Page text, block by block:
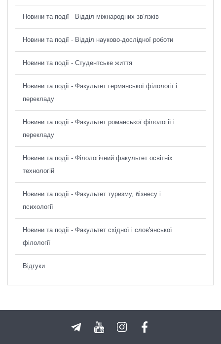
Новини та події - Відділ міжнародних зв’язків
Новини та події - Відділ науково-дослідної роботи
Новини та події - Студентське життя
Новини та події - Факультет германської філології і
перекладу
Новини та події - Факультет романської філології і
перекладу
Новини та події - Філологічний факультет освітніх
технологій
Новини та події - Факультет туризму, бізнесу і
психології
Новини та події - Факультет східної і слов'янської
філології
Відгуки